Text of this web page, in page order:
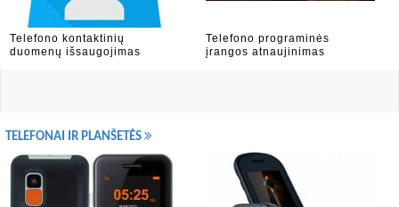
Telefono kontaktinių
duomenų išsaugojimas
Telefono programinės
įrangos atnaujinimas
TELEFONAI IR PLANŠETĖS